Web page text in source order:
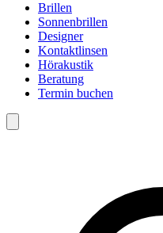
Brillen
Sonnenbrillen
Designer
Kontaktlinsen
Hörakustik
Beratung
Termin buchen